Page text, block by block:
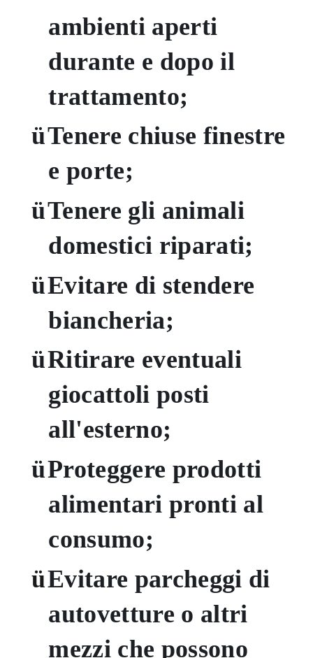
ambienti aperti
durante e dopo il
trattamento;
üTenere chiuse finestre
e porte;
üTenere gli animali
domestici riparati;
üEvitare di stendere
biancheria;
üRitirare eventuali
giocattoli posti
all'esterno;
üProteggere prodotti
alimentari pronti al
consumo;
üEvitare parcheggi di
autovetture o altri
mezzi che possono